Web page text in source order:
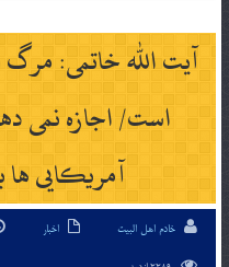
آیت الله خاتمی:
است/ اجازه نمی
آمریکایی
خادم اهل البیت اخبار